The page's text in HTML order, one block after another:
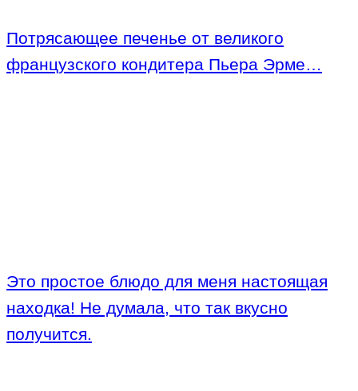
Потрясающее печенье от великого
французского кондитера Пьера Эрме…
Это простое блюдо для меня настоящая
находка! Не думала, что так вкусно
получится.